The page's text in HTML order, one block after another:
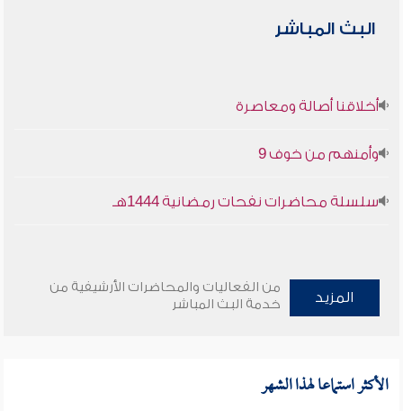
البث المباشر
أخلاقنا أصالة ومعاصرة
وأمنهم من خوف 9
سلسلة محاضرات نفحات رمضانية 1444هـ
المزيد
من الفعاليات والمحاضرات الأرشيفية من
خدمة البث المباشر
الأكثر استماعا لهذا الشهر